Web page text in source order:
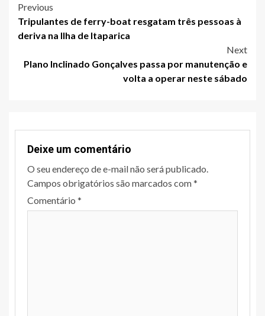
Post
navigation
Previous
Tripulantes de ferry-boat resgatam três pessoas à
deriva na Ilha de Itaparica
Next
Plano Inclinado Gonçalves passa por manutenção e
volta a operar neste sábado
Deixe um comentário
O seu endereço de e-mail não será publicado.
Campos obrigatórios são marcados com*
Comentário *